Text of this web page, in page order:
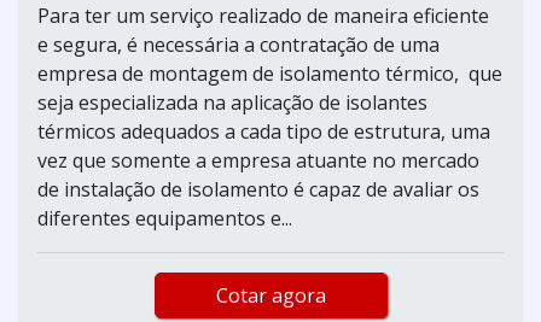
Para ter um serviço realizado de maneira eficiente
e segura, é necessária a contratação de uma
empresa de montagem de isolamento térmico, que
seja especializada na aplicação de isolantes
térmicos adequados a cada tipo de estrutura, uma
vez que somente a empresa atuante no mercado
de instalação de isolamento é capaz de avaliar os
diferentes equipamentos e...
Cotar agora